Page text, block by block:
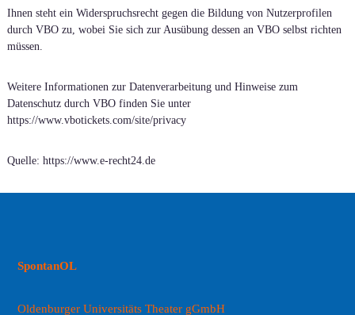
Ihnen steht ein Widerspruchsrecht gegen die Bildung von Nutzerprofilen
durch VBO zu, wobei Sie sich zur Ausübung dessen an VBO selbst richten
müssen.
Weitere Informationen zur Datenverarbeitung und Hinweise zum
Datenschutz durch VBO finden Sie unter
https://www.vbotickets.com/site/privacy
Quelle: https://www.e-recht24.de
SpontanOL
Oldenburger Universitäts Theater gGmbH